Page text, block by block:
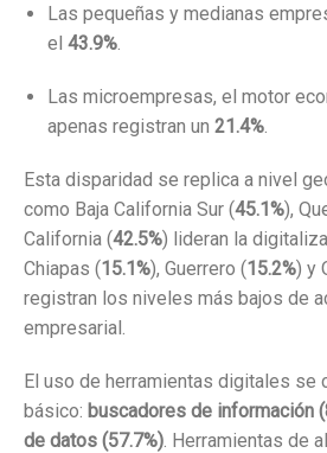
Las pequeñas y medianas
el 43.9%.
Las microempresas, el motor
apenas registran un 21.4%.
Esta disparidad se replica a nivel
como Baja California Sur (45.1%),
California (42.5%) lideran la
Chiapas (15.1%), Guerrero (15.2%) y
registran los niveles más bajos de
empresarial.
El uso de herramientas digitales se
básico: buscadores de información
de datos (57.7%). Herramientas de